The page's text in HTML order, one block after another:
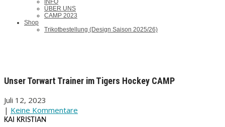
INFO
ÜBER UNS
CAMP 2023
Shop
Trikotbestellung (Design Saison 2025/26)
Unser Torwart Trainer im Tigers Hockey CAMP
Juli 12, 2023
| Keine Kommentare
KAI KRISTIAN